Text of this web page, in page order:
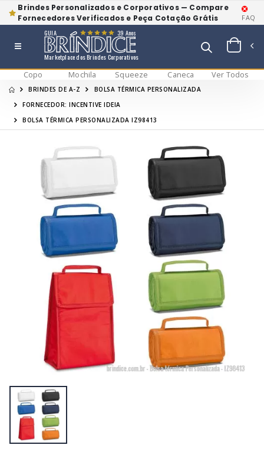
Brindes Personalizados e Corporativos — Compare
Fornecedores Verificados e Peça Cotação Grátis
FAQ
Marketplace dos Brindes Corporativos
GUIA 39 Anos
Copo Mochila Squeeze Caneca Ver Todos
BRINDES DE A-Z
BOLSA TÉRMICA PERSONALIZADA
FORNECEDOR: INCENTIVE IDEIA
BOLSA TÉRMICA PERSONALIZADA IZ98413